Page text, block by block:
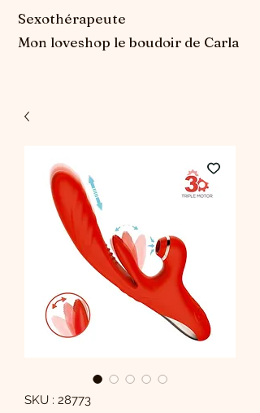
Sexothérapeute
Mon loveshop le boudoir de Carla
SKU : 28773